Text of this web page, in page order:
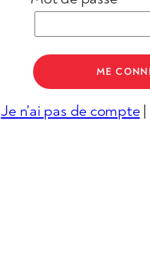
Je n'ai pas de compte|